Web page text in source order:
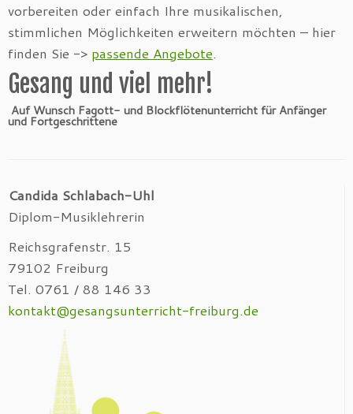
vorbereiten oder einfach Ihre musikalischen,
stimmlichen Möglichkeiten erweitern möchten – hier
finden Sie -> passende Angebote.
Gesang und viel mehr!
Auf Wunsch Fagott- und Blockflötenunterricht für Anfänger
und Fortgeschrittene
Candida Schlabach-Uhl
Diplom-Musiklehrerin
Reichsgrafenstr. 15
79102 Freiburg
Tel. 0761 / 88 146 33
kontakt@gesangsunterricht-freiburg.de